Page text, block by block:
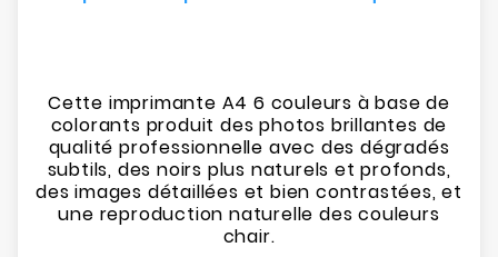
Cette imprimante A4 6 couleurs à base de
colorants produit des photos brillantes de
qualité professionnelle avec des dégradés
subtils, des noirs plus naturels et profonds,
des images détaillées et bien contrastées, et
une reproduction naturelle des couleurs
chair.